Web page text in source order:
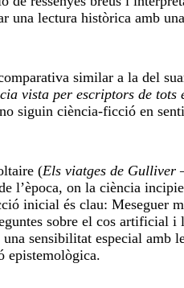
una lectura històrica amb
similar a la del
vista per escriptors de tots
siguin ciència-ficció en
(Els viatges de Gulliver
l’època, on la ciència
inicial és clau: Meseguer
sobre el cos artificial
sensibilitat especial amb
epistemològica.